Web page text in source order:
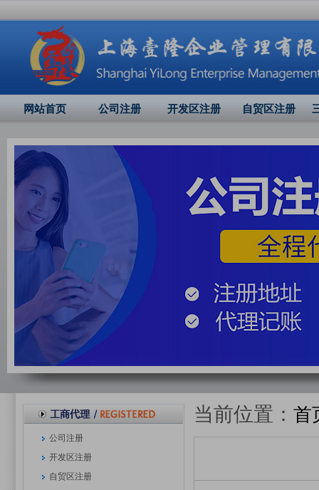
网站首页 公司注册 开发区注册 自贸区注册
公司注册
开发区注册
自贸区注册
当前位置： 首